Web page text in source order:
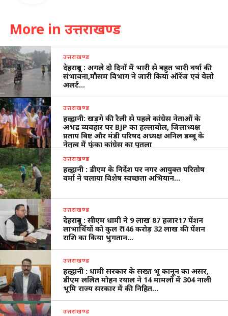
More in उत्तराखण्ड
उत्तराखण्ड
देहरादून : अगले दो दिनों में भारी से बहुत भारी वर्षा की
संभावना,मौसम विभाग ने जारी किया ऑरेंज एवं येलो
अलर्ट…
उत्तराखण्ड
हल्द्वानी: खड़गे की रैली से पहले कांग्रेस नेताओं के
अभद्र व्यवहार पर BJP का हल्लाबोल, जिलाध्यक्ष
प्रताप बिष्ट और मंडी परिषद अध्यक्ष अनिल डब्बू के
नेतृत्व में फूंका कांग्रेस का पुतला
उत्तराखण्ड
हल्द्वानी : डीएम के निर्देश पर नगर आयुक्त परितोष
वर्मा ने चलाया विशेष स्वच्छता अभियान…
उत्तराखण्ड
देहरादून : सीएम धामी ने 9 लाख 87 हजार17 पेंशन
लाभार्थियों को कुल ₹ 146 करोड़ 32 लाख की पेंशन
राशि का किया भुगतान…
उत्तराखण्ड
हल्द्वानी : धामी सरकार के सख्त भू कानून का असर,
डीएम ललित मोहन रयाल ने 14 मामलों में 304 नाली
भूमि राज्य सरकार में की निहित…
उत्तराखण्ड